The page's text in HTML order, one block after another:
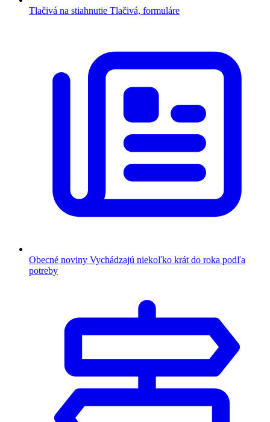
Tlačivá na stiahnutie Tlačivá, formuláre
Obecné noviny Vychádzajú niekoľko krát do roka podľa
potreby